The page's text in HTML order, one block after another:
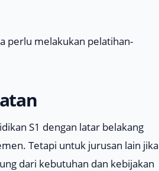
perlu melakukan pelatihan-
S1 dengan latar belakang
Tetapi untuk jurusan lain jika
dari kebutuhan dan kebijakan